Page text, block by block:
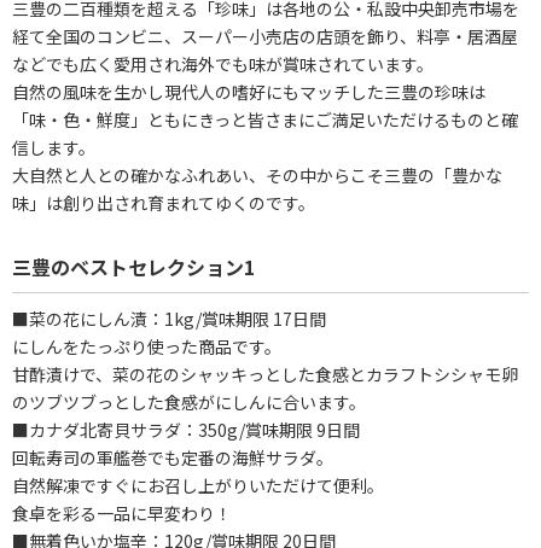
三豊の二百種類を超える「珍味」は各地の公・私設中央卸売市場を
経て全国のコンビニ、スーパー小売店の店頭を飾り、料亭・居酒屋
などでも広く愛用され海外でも味が賞味されています。
自然の風味を生かし現代人の嗜好にもマッチした三豊の珍味は
「味・色・鮮度」ともにきっと皆さまにご満足いただけるものと確
信します。
大自然と人との確かなふれあい、その中からこそ三豊の「豊かな
味」は創り出され育まれてゆくのです。
三豊のベストセレクション1
■菜の花にしん漬：1kg/賞味期限 17日間
にしんをたっぷり使った商品です。
甘酢漬けで、菜の花のシャッキっとした食感とカラフトシシャモ卵
のツブツブっとした食感がにしんに合います。
■カナダ北寄貝サラダ：350g/賞味期限 9日間
回転寿司の軍艦巻でも定番の海鮮サラダ。
自然解凍ですぐにお召し上がりいただけて便利。
食卓を彩る一品に早変わり！
■無着色いか塩辛：120g/賞味期限 20日間